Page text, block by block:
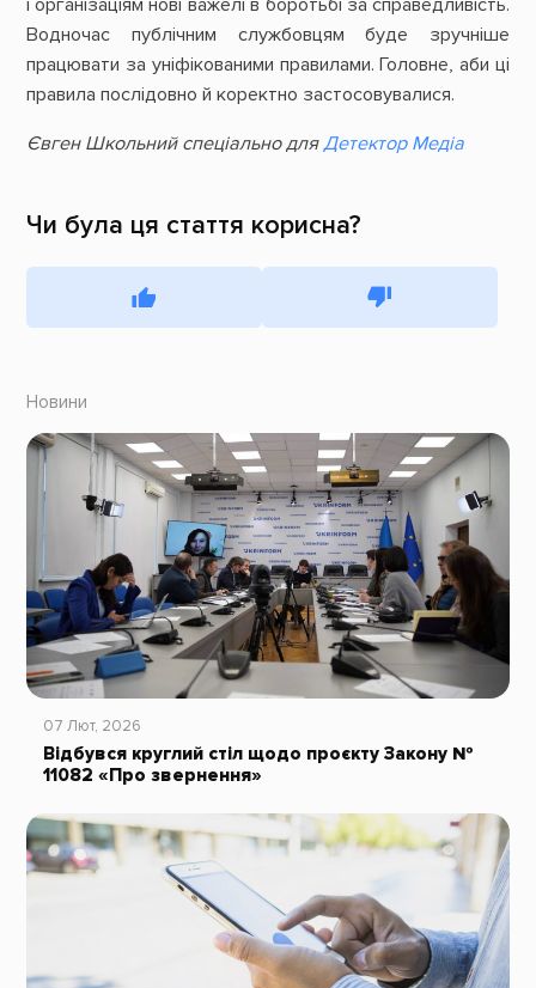
Водночас публічним службовцям буде зручніше
працювати за уніфікованими правилами. Головне, аби ці
правила послідовно й коректно застосовувалися.
Євген Школьний спеціально дляДетектор Медіа
Чи була ця стаття корисна?
Новини
07 Лют, 2026
Відбувся круглий стіл щодо проєкту Закону №
11082 «Про звернення»